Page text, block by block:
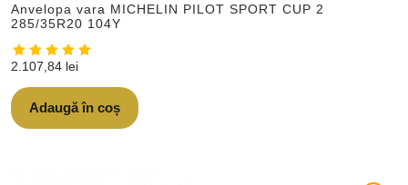
Anvelopa vara MICHELIN PILOT SPORT CUP 2
285/35R20 104Y
2.107,84 lei
Adaugă în coș